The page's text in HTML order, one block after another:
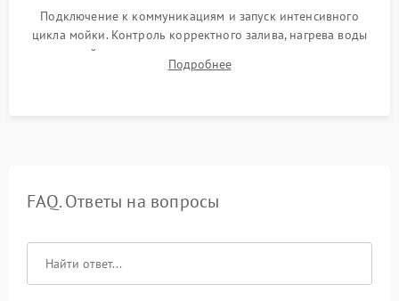
Подключение к коммуникациям и запуск интенсивного
цикла мойки. Контроль корректного залива, нагрева воды
до нужной температуры, отсутствия посторонних шумов,
штатного слива и абсолютной сухости в поддоне.
Подробнее
FAQ. Ответы на вопросы